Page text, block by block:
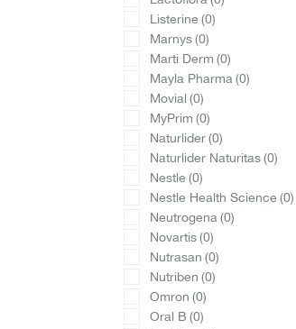
Listerine(0)
Marnys(0)
Marti Derm(0)
Mayla Pharma(0)
Movial(0)
MyPrim(0)
Naturlider(0)
Naturlider Naturitas(0)
Nestle(0)
Nestle Health Science(0)
Neutrogena(0)
Novartis(0)
Nutrasan(0)
Nutriben(0)
Omron(0)
Oral B(0)